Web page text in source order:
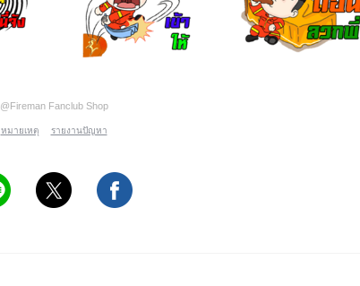
@Fireman Fanclub Shop
หมายเหตุ รายงานปัญหา